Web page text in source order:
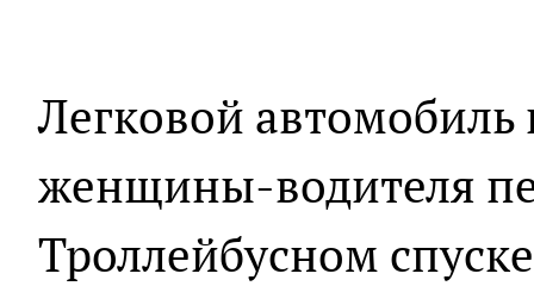
Легковой
женщины-водителя
Троллейбусном